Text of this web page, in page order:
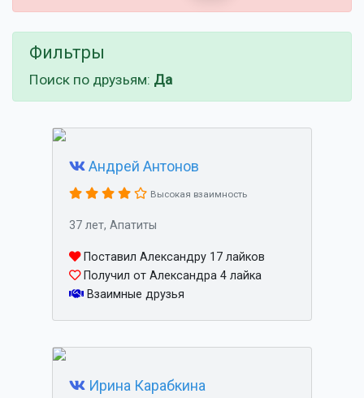
Фильтры
Поиск по друзьям: Да
Андрей Антонов
Высокая взаимность
37 лет, Апатиты
Поставил Александру 17 лайков
Получил от Александра 4 лайка
Взаимные друзья
Ирина Карабкина